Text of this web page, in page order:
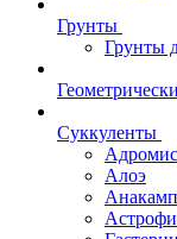
Грунты
Грунты
Суккуленты
Алоэ